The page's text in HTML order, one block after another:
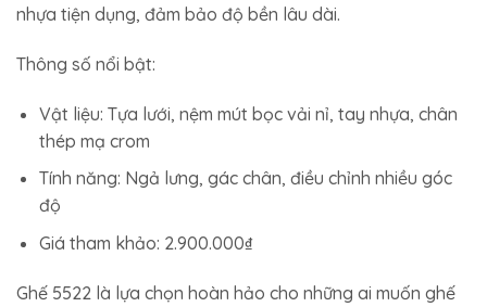
nhựa tiện dụng, đảm bảo độ bền lâu dài.
Thông số nổi bật:
Vật liệu: Tựa lưới, nệm mút bọc vải nỉ, tay nhựa, chân
thép mạ crom
Tính năng: Ngả lưng, gác chân, điều chỉnh nhiều góc
độ
Giá tham khảo: 2.900.000₫
Ghế 5522 là lựa chọn hoàn hảo cho những ai muốn ghế